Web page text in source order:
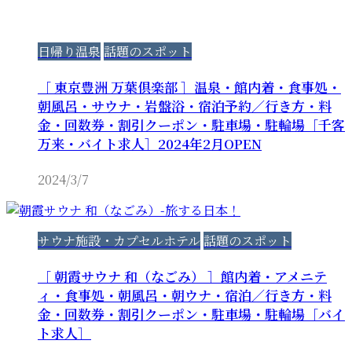
日帰り温泉 話題のスポット
［ 東京豊洲 万葉倶楽部 ］温泉・館内着・食事処・
朝風呂・サウナ・岩盤浴・宿泊予約／行き方・料
金・回数券・割引クーポン・駐車場・駐輪場［千客
万来・バイト求人］2024年2月OPEN
2024/3/7
サウナ施設・カプセルホテル 話題のスポット
［ 朝霞サウナ 和（なごみ） ］館内着・アメニテ
ィ・食事処・朝風呂・朝ウナ・宿泊／行き方・料
金・回数券・割引クーポン・駐車場・駐輪場［バイ
ト求人］